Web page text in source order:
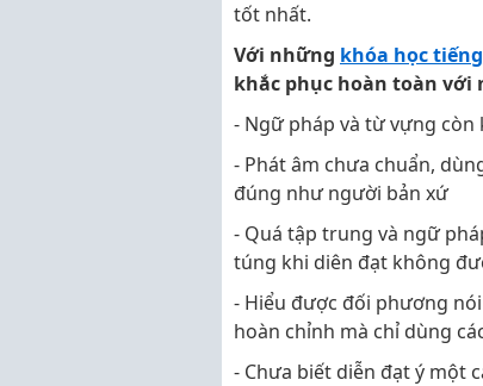
tốt nhất.
Với những khóa học
khắc phục hoàn toàn với
- Ngữ pháp và từ vựng còn
- Phát âm chưa chuẩn,
đúng như người bản xứ
- Quá tập trung và ngữ
túng khi diên đạt không
- Hiểu được đối phương
hoàn chỉnh mà chỉ dùng
- Chưa biết diễn đạt ý một